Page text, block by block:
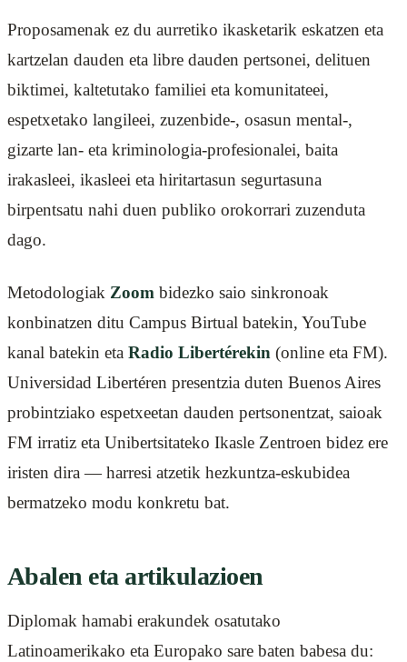
Proposamenak ez du aurretiko ikasketarik eskatzen eta
kartzelan dauden eta libre dauden pertsonei, delituen
biktimei, kaltetutako familiei eta komunitateei,
espetxetako langileei, zuzenbide-, osasun mental-,
gizarte lan- eta kriminologia-profesionalei, baita
irakasleei, ikasleei eta hiritartasun segurtasuna
birpentsatu nahi duen publiko orokorrari zuzenduta
dago.
Metodologiak Zoom bidezko saio sinkronoak
konbinatzen ditu Campus Birtual batekin, YouTube
kanal batekin eta Radio Libertérekin (online eta FM).
Universidad Libertéren presentzia duten Buenos Aires
probintziako espetxeetan dauden pertsonentzat, saioak
FM irratiz eta Unibertsitateko Ikasle Zentroen bidez ere
iristen dira — harresi atzetik hezkuntza-eskubidea
bermatzeko modu konkretu bat.
Abalen eta artikulazioen
Diplomak hamabi erakundek osatutako
Latinoamerikako eta Europako sare baten babesa du: